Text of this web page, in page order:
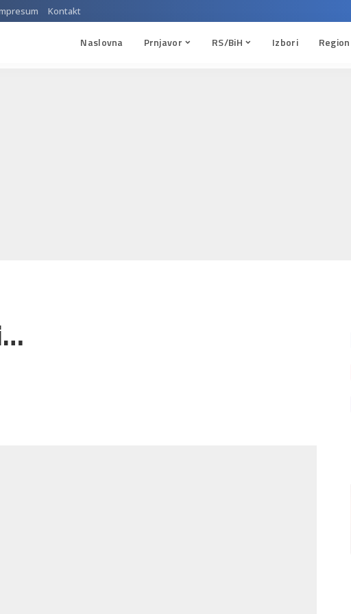
Kontakt
Naslovna Prnjavor RS/BiH Izbori Region